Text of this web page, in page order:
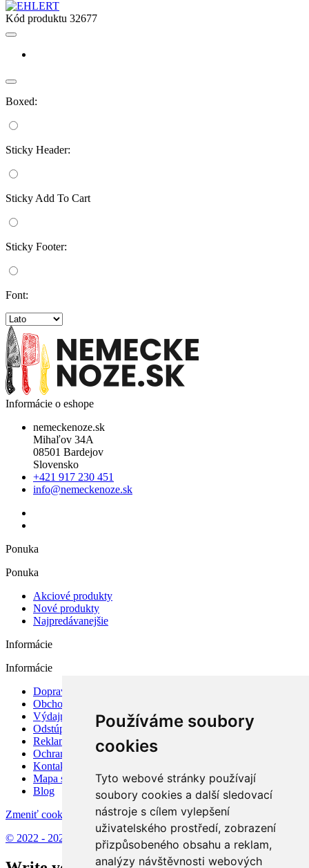
Používáme soubory
cookies
Tyto webové stránky používají
soubory cookies a další sledovací
nástroje s cílem vylepšení
uživatelského prostředí, zobrazení
přizpůsobeného obsahu a reklam,
analýzy návštěvnosti webových
Kód produktu 32677
Boxed:
Sticky Header:
Sticky Add To Cart
Sticky Footer:
Font:
Informácie o eshope
nemeckenoze.sk
Mihaľov 34A
08501 Bardejov
Slovensko
+421 917 230 451
info@nemeckenoze.sk
Ponuka
Ponuka
Akciové produkty
Nové produkty
Najpredávanejšie
Informácie
Informácie
Doprava a platba
Obchodné podmienky
Výdajné miesto
Odstúpenie od zmluvy a reklamácia
Reklamačný poriadok
Ochrana osobných údajov
Kontaktujte nás
Mapa stránky
Blog
Zmeniť cookies nastavenia
© 2022 - 2026 - nemeckenoze.sk